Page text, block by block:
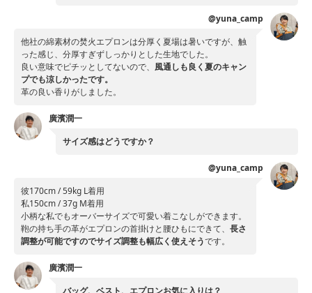
@yuna_camp
他社の綿素材の焚火エプロンは分厚く夏場は暑いですが、触
った感じ、分厚すぎずしっかりとした生地でした。
良い意味でピチッとしてないので、 風通しも良く夏のキャン
プでも涼しかったです。
革の良い香りがしました。
廣濱潤一
サイズ感はどうですか？
@yuna_camp
彼170cm / 59kg L着用
私150cm / 37g M着用
小柄な私でもオーバーサイズで可愛い着こなしができます。
鞄の持ち手の革がエプロンの首掛けと腰ひもにできて、 長さ
調整が可能ですのでサイズ調整も幅広く使えそうです。
廣濱潤一
バッグ、ベスト、エプロンお気に入りは？